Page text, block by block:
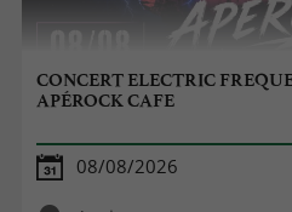
CONCERT ELECTRIC
APÉROCK CAFE
08/08/2026